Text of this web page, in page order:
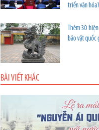
triển văn hóa
Thêm 30
bảo vật quốc
BÀI VIẾT KHÁC